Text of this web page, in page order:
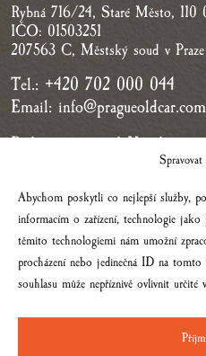
Abychom poskytli co nejlepší služby,
informacím o zařízení, technologie
těmito technologiemi nám umožní
procházení nebo jedinečná ID na
souhlasu může nepříznivě ovlivnit určité
Rybná 716/24, Staré Město, 110
IČO: 01503251
207563 C, Městský soud v Praze
Tel.: +420 702 000 044
Email: info@pragueoldcar.com
Bedingungen und Konditionen